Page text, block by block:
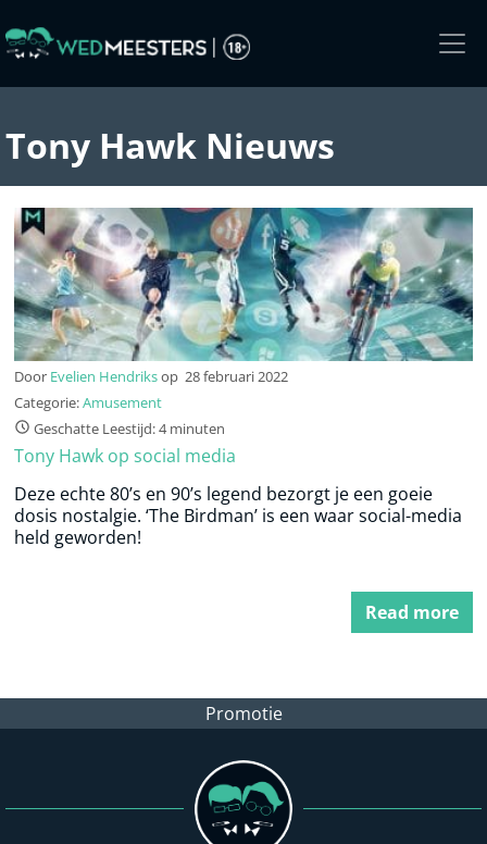
to
Tony Hawk Nieuws
Door Evelien Hendriksop 28 februari 2022
Categorie:Amusement
Geschatte Leestijd: 4 minuten
Tony Hawk op social media
Deze echte 80’s en 90’s legend bezorgt je een goeie
dosis nostalgie. ‘The Birdman’ is een waar social-media
held geworden!
Read more
Promotie